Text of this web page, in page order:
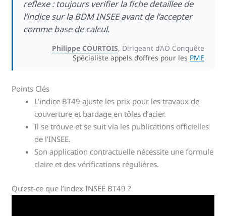
reflexe : toujours verifier la fiche detaillee de
l’indice sur la BDM INSEE avant de l’accepter
comme base de calcul.
Philippe COURTOIS, Dirigeant d’AO Conquête
Spécialiste appels d’offres pour les PME
Points Clés
L’indice BT49 ajuste les prix pour les travaux de
couverture et bardage en tôles d’acier.
Il se trouve et se suit via les publications officielles
de l’INSEE.
Son application contractuelle nécessite une formule
claire et des vérifications régulières.
Qu’est-ce que l’index INSEE BT49 ?